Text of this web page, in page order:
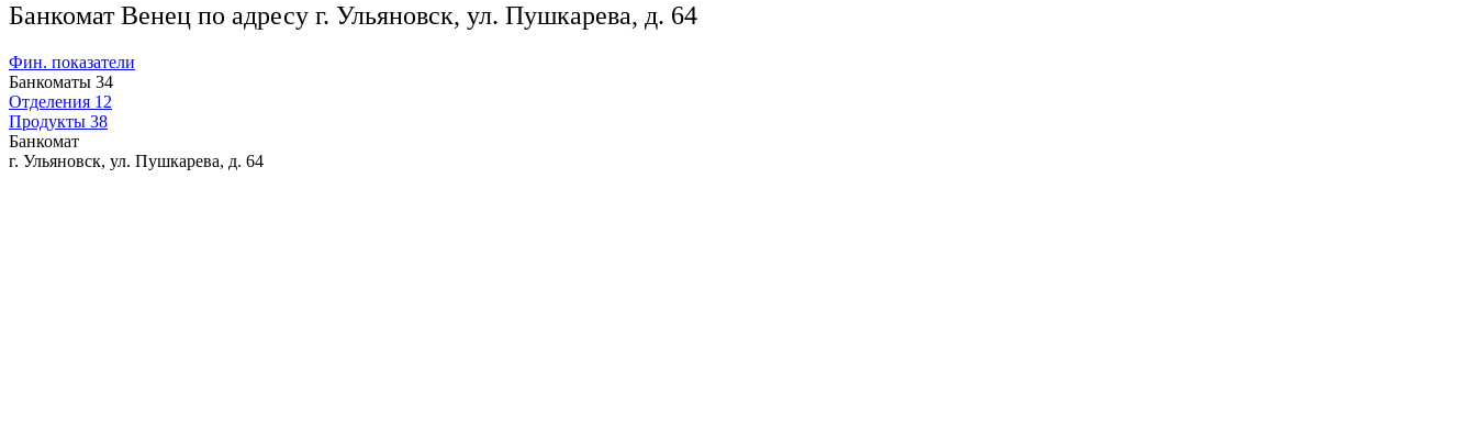
Банкомат Венец по адресу г. Ульяновск, ул. Пушкарева, д. 64
Фин. показатели
Банкоматы 34
Отделения 12
Продукты 38
Банкомат
г. Ульяновск, ул. Пушкарева, д. 64